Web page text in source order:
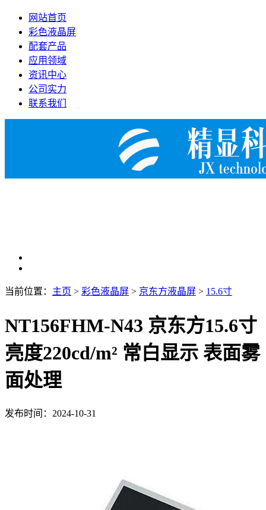
网站首页
彩色液晶屏
配套产品
应用领域
资讯中心
公司实力
联系我们
当前位置： 主页 > 彩色液晶屏 > 京东方液晶屏 > 15.6寸
NT156FHM-N43 京东方15.6寸
亮度220cd/m² 常白显示 表面雾
面处理
发布时间：2024-10-31